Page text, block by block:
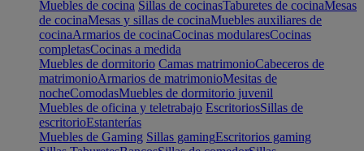
Muebles de cocina Sillas de cocinasTaburetes de cocinaMesas
de cocinaMesas y sillas de cocinaMuebles auxiliares de
cocinaArmarios de cocinaCocinas modularesCocinas
completasCocinas a medida
Muebles de dormitorio Camas matrimonioCabeceros de
matrimonioArmarios de matrimonioMesitas de
nocheComodasMuebles de dormitorio juvenil
Muebles de oficina y teletrabajo EscritoriosSillas de
escritorioEstanterías
Muebles de Gaming Sillas gamingEscritorios gaming